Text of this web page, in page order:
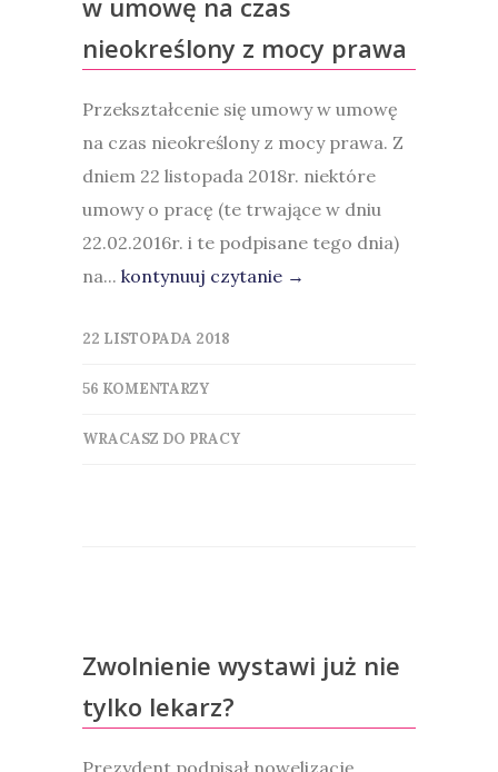
w umowę na czas
nieokreślony z mocy prawa
Przekształcenie się umowy w umowę
na czas nieokreślony z mocy prawa. Z
dniem 22 listopada 2018r. niektóre
umowy o pracę (te trwające w dniu
22.02.2016r. i te podpisane tego dnia)
na... kontynuuj czytanie →
22 LISTOPADA 2018
56 KOMENTARZY
WRACASZ DO PRACY
Zwolnienie wystawi już nie
tylko lekarz?
Prezydent podpisał nowelizację